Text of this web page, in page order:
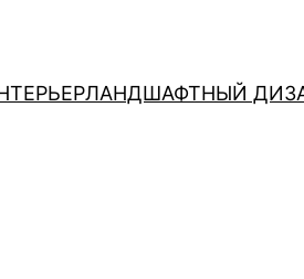
ЛАНДШАФТНЫЙ